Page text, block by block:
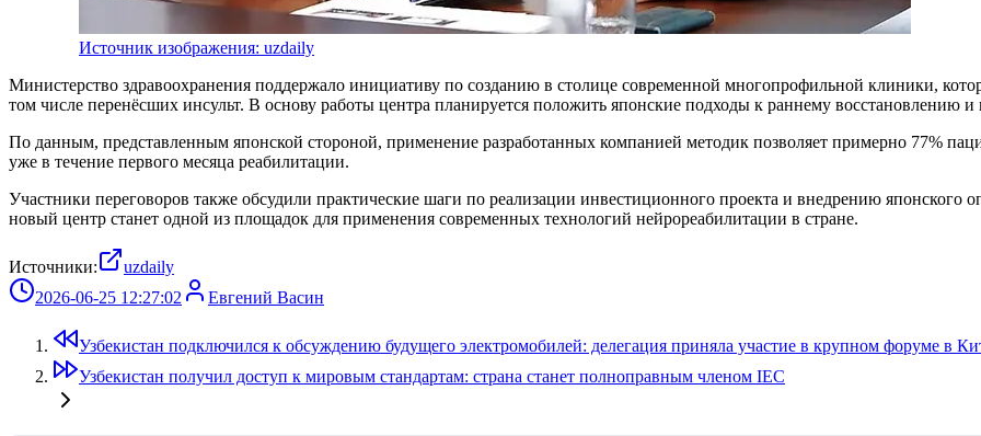
Источник изображения: uzdaily
Министерство здравоохранения поддержало инициативу по созданию в столице современной многопрофильной клиники,
том числе перенёсших инсульт. В основу работы центра планируется положить японские подходы к раннему восстановлению и
По данным, представленным японской стороной, применение разработанных компанией методик позволяет примерно 77%
уже в течение первого месяца реабилитации.
Участники переговоров также обсудили практические шаги по реализации инвестиционного проекта и внедрению японского
новый центр станет одной из площадок для применения современных технологий нейрореабилитации в стране.
Источники:
uzdaily
2026-06-25 12:27:02
Евгений Васин
Узбекистан подключился к обсуждению будущего электромобилей: делегация приняла участие в крупном форуме в
Узбекистан получил доступ к мировым стандартам: страна станет полноправным членом IEC